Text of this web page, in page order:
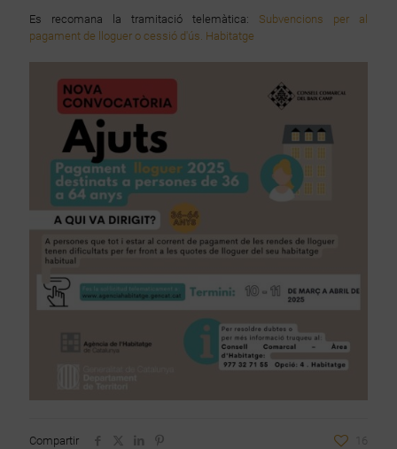
Es recomana la tramitació telemàtica: Subvencions per al
pagament de lloguer o cessió d'ús. Habitatge
Compartir 16